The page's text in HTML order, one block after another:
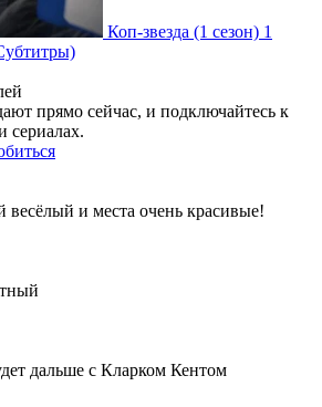
Коп-звезда (1 сезон) 1
прямо сейчас, и подключайтесь к
сериалах.
и места очень красивые!
дальше с Кларком Кентом